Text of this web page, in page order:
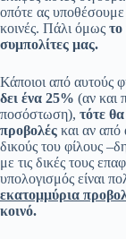
οπότε ας υποθέσουμε
κοινές. Πάλι όμως το
συμπολίτες μας.
Κάποιοι από αυτούς
δει ένα 25% (αν και
ποσόστωση), τότε
προβολές και αν από
δικούς του φίλους
με τις δικές τους
υπολογισμός είναι
εκατομμύρια
κοινό.